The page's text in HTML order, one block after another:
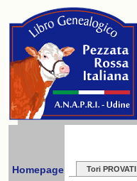
Homepage Tori PROVATI